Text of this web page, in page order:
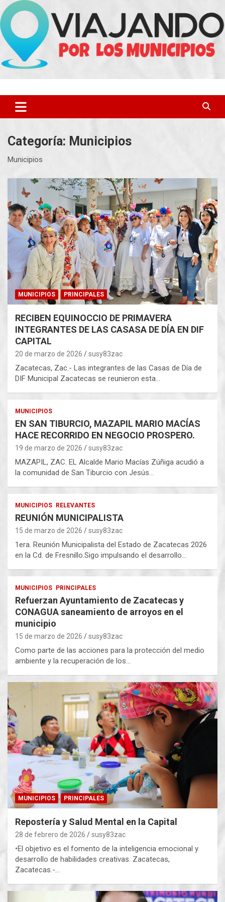
al
contenido
Categoría: Municipios
Municipios
MUNICIPIOS PRINCIPALES
RECIBEN EQUINOCCIO DE PRIMAVERA
INTEGRANTES DE LAS CASASA DE DÍA EN DIF
CAPITAL
20 de marzo de 2026 susy83zac
Zacatecas, Zac.- Las integrantes de las Casas de Día de
DIF Municipal Zacatecas se reunieron esta…
MUNICIPIOS
EN SAN TIBURCIO, MAZAPIL MARIO MACÍAS
HACE RECORRIDO EN NEGOCIO PROSPERO.
19 de marzo de 2026 susy83zac
MAZAPIL, ZAC. EL Alcalde Mario Macías Zúñiga acudió a
la comunidad de San Tiburcio con Jesús…
MUNICIPIOS RELEVANTES
REUNIÓN MUNICIPALISTA
15 de marzo de 2026 susy83zac
1era. Reunión Municipalista del Estado de Zacatecas 2026
en la Cd. de Fresnillo.Sigo impulsando el desarrollo…
MUNICIPIOS PRINCIPALES
Refuerzan Ayuntamiento de Zacatecas y
CONAGUA saneamiento de arroyos en el
municipio
15 de marzo de 2026 susy83zac
Como parte de las acciones para la protección del medio
ambiente y la recuperación de los…
MUNICIPIOS PRINCIPALES
Repostería y Salud Mental en la Capital
28 de febrero de 2026 susy83zac
•El objetivo es el fomento de la inteligencia emocional y
desarrollo de habilidades creativas. Zacatecas,
Zacatecas.-…